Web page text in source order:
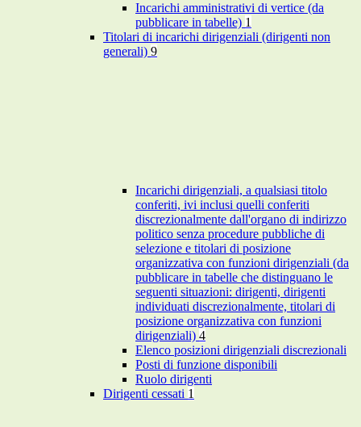
Incarichi amministrativi di vertice (da
pubblicare in tabelle) 1
Titolari di incarichi dirigenziali (dirigenti non
generali) 9
Incarichi dirigenziali, a qualsiasi titolo
conferiti, ivi inclusi quelli conferiti
discrezionalmente dall'organo di indirizzo
politico senza procedure pubbliche di
selezione e titolari di posizione
organizzativa con funzioni dirigenziali (da
pubblicare in tabelle che distinguano le
seguenti situazioni: dirigenti, dirigenti
individuati discrezionalmente, titolari di
posizione organizzativa con funzioni
dirigenziali) 4
Elenco posizioni dirigenziali discrezionali
Posti di funzione disponibili
Ruolo dirigenti
Dirigenti cessati 1